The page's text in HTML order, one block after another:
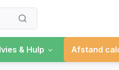
& Hulp Afstand